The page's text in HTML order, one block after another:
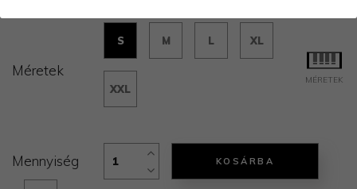
Méretek
S M L XL
XXL
MÉRETEK
Mennyiség KOSÁRBA